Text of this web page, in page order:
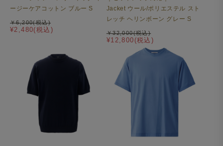
ージーケアコットン ブルー S
¥2,480(税込)
￥6,200(税込)
Jacket ウール/ポリエステル スト
レッチ ヘリンボーン グレー S
¥12,800(税込)
￥32,000(税込)